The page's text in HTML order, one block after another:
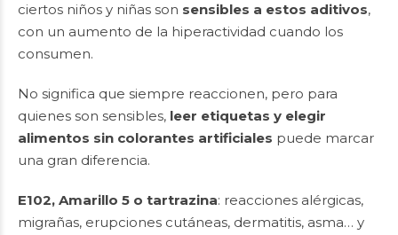
ciertos niños y niñas son sensibles a estos aditivos,
con un aumento de la hiperactividad cuando los
consumen.
No significa que siempre reaccionen, pero para
quienes son sensibles, leer etiquetas y elegir
alimentos sin colorantes artificiales puede marcar
una gran diferencia.
E102, Amarillo 5 o tartrazina: reacciones alérgicas,
migrañas, erupciones cutáneas, dermatitis, asma… y